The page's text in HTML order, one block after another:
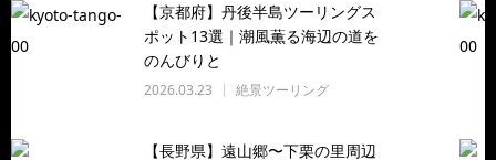
【京都府】丹後半島ツーリングス
ポット13選｜潮風薫る海辺の道を
のんびりと
2026.03.23 絶景ツーリング
【長野県】遠山郷〜下栗の里周辺